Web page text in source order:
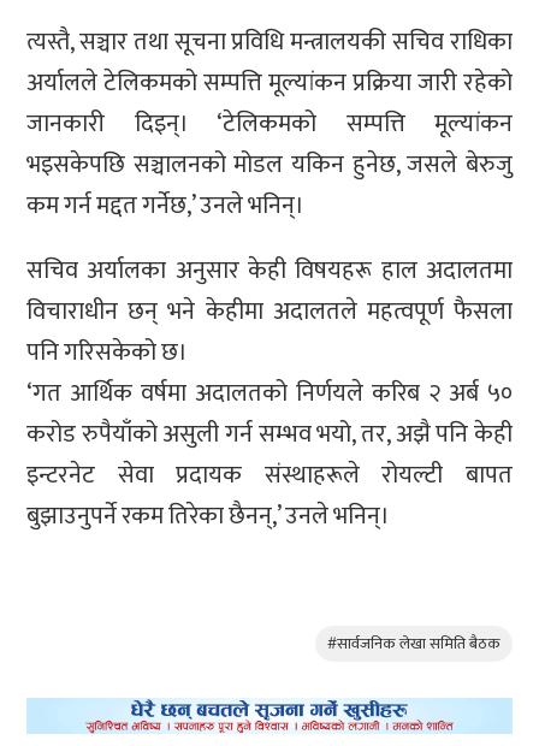
त्यस्तै, सञ्चार तथा सूचना प्रविधि मन्त्रालयकी सचिव राधिका
अर्यालले टेलिकमको सम्पत्ति मूल्यांकन प्रक्रिया जारी रहेको
जानकारी दिइन्। ‘टेलिकमको सम्पत्ति मूल्यांकन
भइसकेपछि सञ्चालनको मोडल यकिन हुनेछ, जसले बेरुजु
कम गर्न मद्दत गर्नेछ,’ उनले भनिन्।
सचिव अर्यालका अनुसार केही विषयहरू हाल अदालतमा
विचाराधीन छन् भने केहीमा अदालतले महत्वपूर्ण फैसला
पनि गरिसकेको छ।
‘गत आर्थिक वर्षमा अदालतको निर्णयले करिब २ अर्ब ५०
करोड रुपैयाँको असुली गर्न सम्भव भयो, तर, अझै पनि केही
इन्टरनेट सेवा प्रदायक संस्थाहरूले रोयल्टी बापत
बुझाउनुपर्ने रकम तिरेका छैनन्,’ उनले भनिन्।
#सार्वजनिक लेखा समिति बैठक